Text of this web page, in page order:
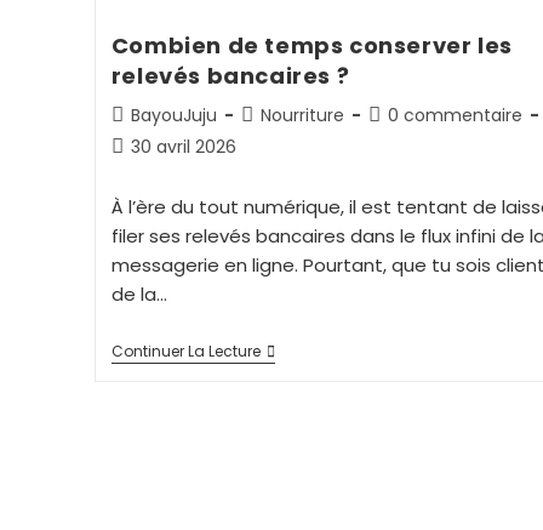
Combien de temps conserver les
relevés bancaires ?
BayouJuju Nourriture
0 commentaire
30 avril 2026
À l’ère du tout numérique, il est tentant de
filer ses relevés bancaires dans le flux infini de la
messagerie en ligne. Pourtant, que tu sois client
de la…
Continuer La Lecture